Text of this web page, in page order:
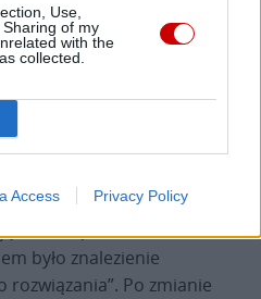
Use,
of my
with the
collected.
Access Privacy Policy
nad treścią nauczania
uniwersytetu.
uzasadniał swą
w nazwie przymiotnika
działalności
W 2014 r. papież
złożoną z trzech
było znalezienie
rozwiązania”. Po zmianie